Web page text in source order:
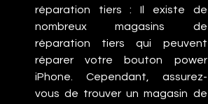
réparation tiers : Il existe de
nombreux magasins de
réparation tiers qui peuvent
réparer votre bouton power
iPhone. Cependant, assurez-
vous de trouver un magasin de